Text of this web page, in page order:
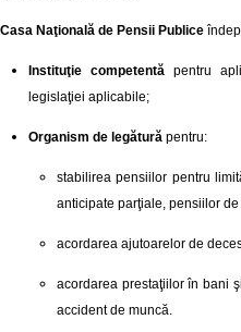
Casa Naţională de Pensii Publice
Instituţie competentăpentru
legislaţiei aplicabile;
Organism de legătură pentru:
stabilirea pensiilor pentru
anticipate parţiale, pensiilor
acordarea ajutoarelor de
acordarea prestaţiilor în bani
accident de muncă.